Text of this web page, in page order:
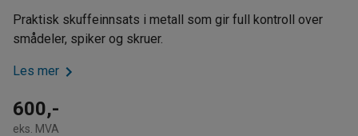
Praktisk skuffeinnsats i metall som gir full kontroll over
smådeler, spiker og skruer.
Les mer
600,-
eks. MVA